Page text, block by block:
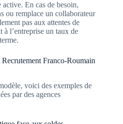
active. En cas de besoin,
ou remplace un collaborateur
pas aux attentes de
à l’entreprise un taux de
Franco-Roumain
voici des exemples de
par des agences